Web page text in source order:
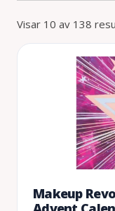
Visar 10 av 138
Makeup